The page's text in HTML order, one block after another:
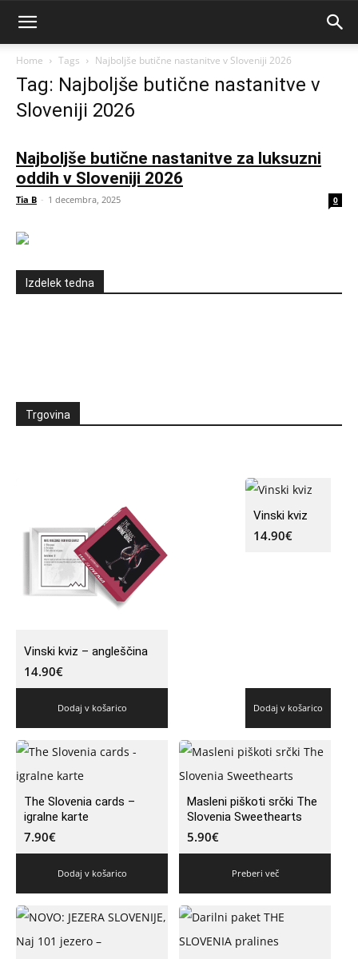
Home Tags Najboljše butične nastanitve v Sloveniji 2026
Tag: Najboljše butične nastanitve v
Sloveniji 2026
Najboljše butične nastanitve za luksuzni
oddih v Sloveniji 2026
Tia B - 1 decembra, 2025 0
Izdelek tedna
Trgovina
Vinski kviz – angleščina
14.90€
Dodaj v košarico
Vinski kviz
14.90€
Dodaj v košarico
The Slovenia cards –
igralne karte
7.90€
Dodaj v košarico
Masleni piškoti srčki The
Slovenia Sweethearts
5.90€
Preberi več